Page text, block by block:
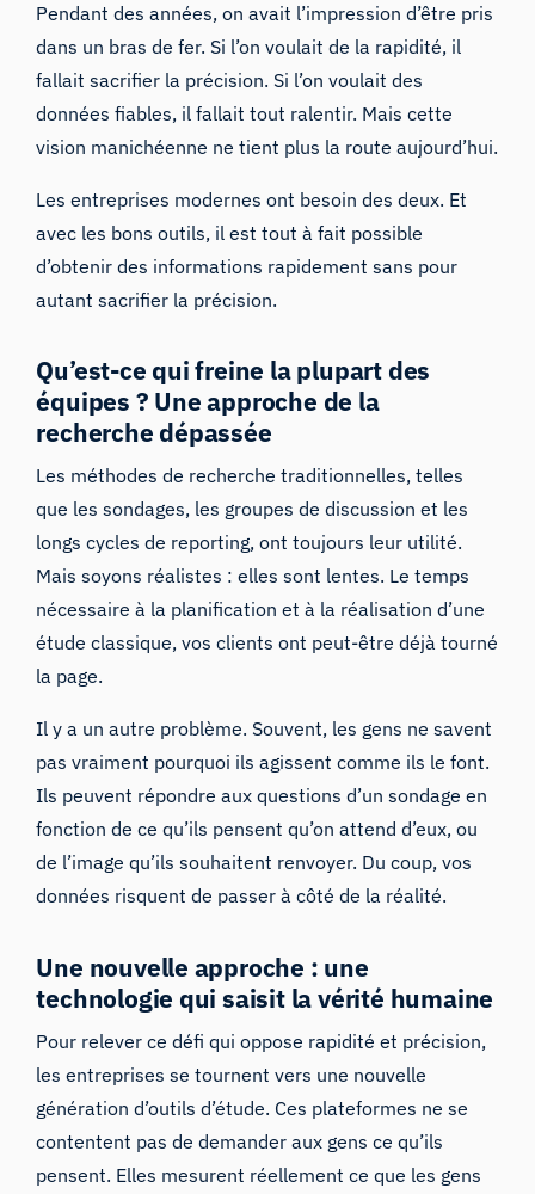
Pendant des années, on avait l’impression d’être pris
dans un bras de fer. Si l’on voulait de la rapidité, il
fallait sacrifier la précision. Si l’on voulait des
données fiables, il fallait tout ralentir. Mais cette
vision manichéenne ne tient plus la route aujourd’hui.
Les entreprises modernes ont besoin des deux. Et
avec les bons outils, il est tout à fait possible
d’obtenir des informations rapidement sans pour
autant sacrifier la précision.
Qu’est-ce qui freine la plupart des
équipes ? Une approche de la
recherche dépassée
Les méthodes de recherche traditionnelles, telles
que les sondages, les groupes de discussion et les
longs cycles de reporting, ont toujours leur utilité.
Mais soyons réalistes : elles sont lentes. Le temps
nécessaire à la planification et à la réalisation d’une
étude classique, vos clients ont peut-être déjà tourné
la page.
Il y a un autre problème. Souvent, les gens ne savent
pas vraiment pourquoi ils agissent comme ils le font.
Ils peuvent répondre aux questions d’un sondage en
fonction de ce qu’ils pensent qu’on attend d’eux, ou
de l’image qu’ils souhaitent renvoyer. Du coup, vos
données risquent de passer à côté de la réalité.
Une nouvelle approche : une
technologie qui saisit la vérité humaine
Pour relever ce défi qui oppose rapidité et précision,
les entreprises se tournent vers une nouvelle
génération d’outils d’étude. Ces plateformes ne se
contentent pas de demander aux gens ce qu’ils
pensent. Elles mesurent réellement ce que les gens